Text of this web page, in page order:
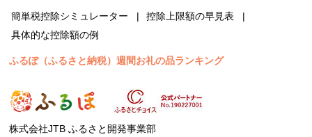
簡単税控除シミュレーター
控除上限額の早見表
具体的な控除額の例
ふるぽ（ふるさと納税）週間お礼の品ランキング
株式会社JTB ふるさと開発事業部